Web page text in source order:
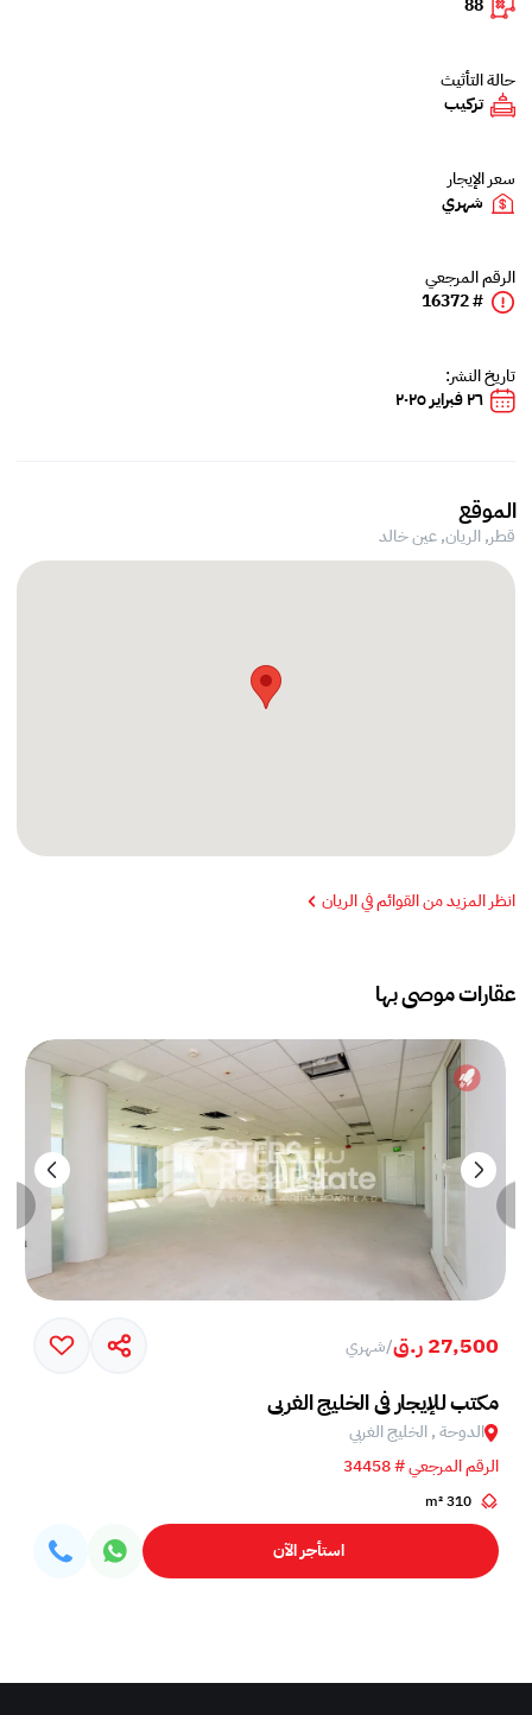
88
حالة التأثيث
تركيب
سعر الإيجار
شهري
الرقم المرجعي
# 16372
تاريخ النشر:
٢٦ فبراير ٢٠٢٥
الموقع
قطر, الريان,عين خالد
انظر المزيد من القوائم في الريان
عقارات موصى بها
27,500 ر.ق /شهري
مكتب للإيجار في الخليج الغربي
الدوحة , الخليج الغربي
الرقم المرجعي # 34458
310 m²
استأجر الآن